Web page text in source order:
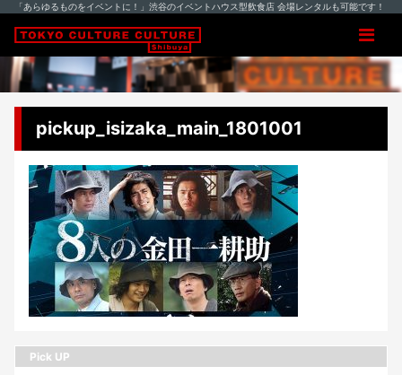
「あらゆるものをイベントに！」渋谷のイベントハウス型飲食店 会場レンタルも可能です！
pickup_isizaka_main_1801001
Pick UP